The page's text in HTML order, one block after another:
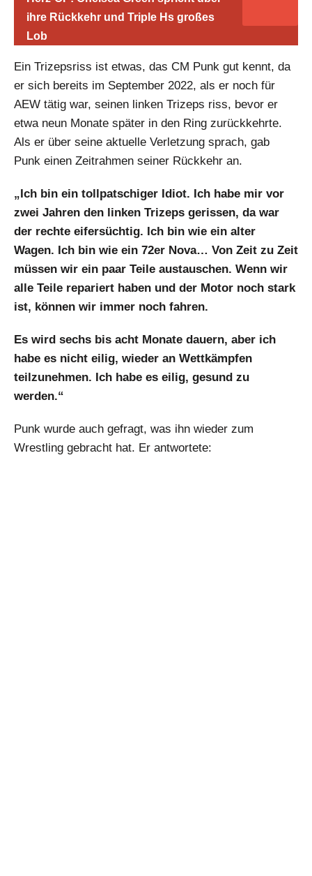
ihre Rückkehr und Triple Hs großes
Lob
Ein Trizepsriss ist etwas, das CM Punk gut kennt, da
er sich bereits im September 2022, als er noch für
AEW tätig war, seinen linken Trizeps riss, bevor er
etwa neun Monate später in den Ring zurückkehrte.
Als er über seine aktuelle Verletzung sprach, gab
Punk einen Zeitrahmen seiner Rückkehr an.
„Ich bin ein tollpatschiger Idiot. Ich habe mir vor
zwei Jahren den linken Trizeps gerissen, da war
der rechte eifersüchtig. Ich bin wie ein alter
Wagen. Ich bin wie ein 72er Nova… Von Zeit zu Zeit
müssen wir ein paar Teile austauschen. Wenn wir
alle Teile repariert haben und der Motor noch stark
ist, können wir immer noch fahren.
Es wird sechs bis acht Monate dauern, aber ich
habe es nicht eilig, wieder an Wettkämpfen
teilzunehmen. Ich habe es eilig, gesund zu
werden.“
Punk wurde auch gefragt, was ihn wieder zum
Wrestling gebracht hat. Er antwortete: